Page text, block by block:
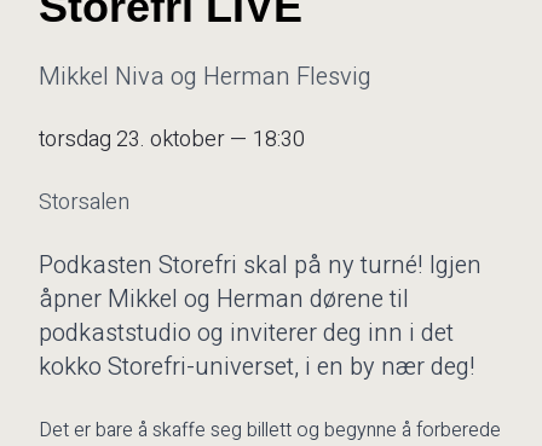
Mikkel Niva og Herman Flesvig
torsdag 23. oktober — 18:30
Storsalen
Podkasten Storefri skal på ny turné! Igjen
åpner Mikkel og Herman dørene til
podkaststudio og inviterer deg inn i det
kokko Storefri-universet, i en by nær deg!
Det er bare å skaffe seg billett og begynne å forberede